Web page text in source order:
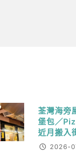
荃灣海旁
堡包／
近月搬入
2026-